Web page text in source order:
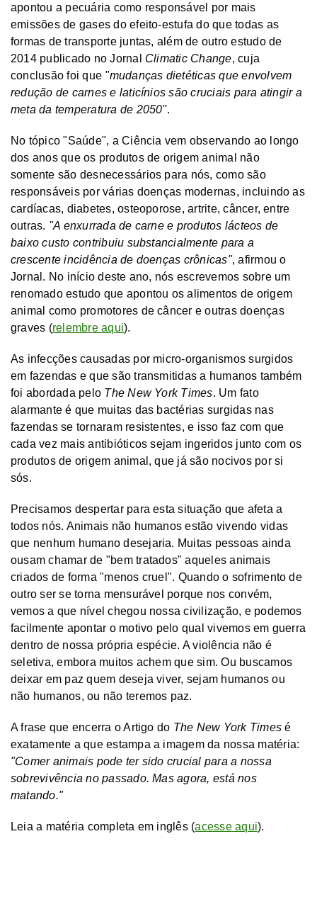
apontou a pecuária como responsável por mais
emissões de gases do efeito-estufa do que todas as
formas de transporte juntas, além de outro estudo de
2014 publicado no Jornal Climatic Change, cuja
conclusão foi que "mudanças dietéticas que envolvem
redução de carnes e laticínios são cruciais para atingir a
meta da temperatura de 2050".
No tópico "Saúde", a Ciência vem observando ao longo
dos anos que os produtos de origem animal não
somente são desnecessários para nós, como são
responsáveis por várias doenças modernas, incluindo as
cardíacas, diabetes, osteoporose, artrite, câncer, entre
outras. "A enxurrada de carne e produtos lácteos de
baixo custo contribuiu substancialmente para a
crescente incidência de doenças crônicas", afirmou o
Jornal. No início deste ano, nós escrevemos sobre um
renomado estudo que apontou os alimentos de origem
animal como promotores de câncer e outras doenças
graves (relembre aqui).
As infecções causadas por micro-organismos surgidos
em fazendas e que são transmitidas a humanos também
foi abordada pelo The New York Times. Um fato
alarmante é que muitas das bactérias surgidas nas
fazendas se tornaram resistentes, e isso faz com que
cada vez mais antibióticos sejam ingeridos junto com os
produtos de origem animal, que já são nocivos por si
sós.
Precisamos despertar para esta situação que afeta a
todos nós. Animais não humanos estão vivendo vidas
que nenhum humano desejaria. Muitas pessoas ainda
ousam chamar de "bem tratados" aqueles animais
criados de forma "menos cruel". Quando o sofrimento de
outro ser se torna mensurável porque nos convém,
vemos a que nível chegou nossa civilização, e podemos
facilmente apontar o motivo pelo qual vivemos em guerra
dentro de nossa própria espécie. A violência não é
seletiva, embora muitos achem que sim. Ou buscamos
deixar em paz quem deseja viver, sejam humanos ou
não humanos, ou não teremos paz.
A frase que encerra o Artigo do The New York Times é
exatamente a que estampa a imagem da nossa matéria:
"Comer animais pode ter sido crucial para a nossa
sobrevivência no passado. Mas agora, está nos
matando."
Leia a matéria completa em inglês (acesse aqui).